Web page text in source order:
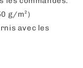
g/m²)
avec les